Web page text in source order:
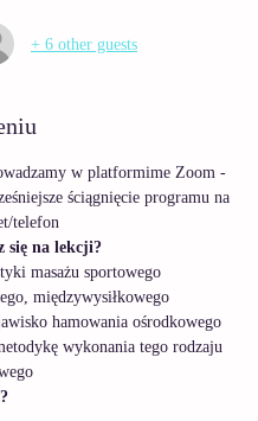
+ 6 other guests
w platformime Zoom -
ściągnięcie programu na
telefon
się na lekcji?
masażu sportowego
międzywysiłkowego
hamowania ośrodkowego
wykonania tego rodzaju